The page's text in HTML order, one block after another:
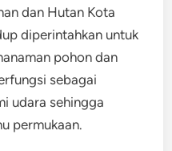
dan Hutan Kota
diperintahkan untuk
pohon dan
sebagai
udara sehingga
permukaan.